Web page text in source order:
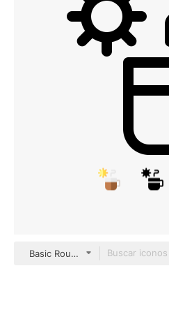
Basic Rounded Lineal